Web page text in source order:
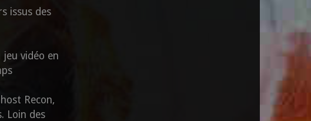
issus des
vidéo en
Recon,
Loin des